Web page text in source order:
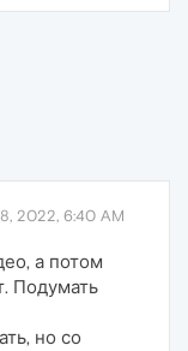
2022, 6:40 AM
а потом
Подумать
но со